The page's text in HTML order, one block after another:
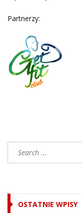
Partnerzy:
OSTATNIE WPISY